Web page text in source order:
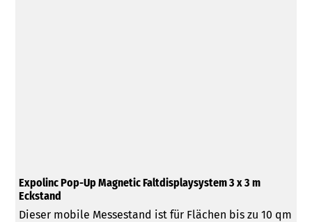
Expolinc Pop-Up Magnetic Faltdisplaysystem 3 x 3 m
Eckstand
Dieser mobile Messestand ist für Flächen bis zu 10 qm